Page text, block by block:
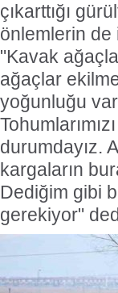
çıkarttığı
önlemlerin de
"Kavak
ağaçlar
yoğunluğu
durumdayız.
kargaların
Dediğim gibi
gerekiyor"